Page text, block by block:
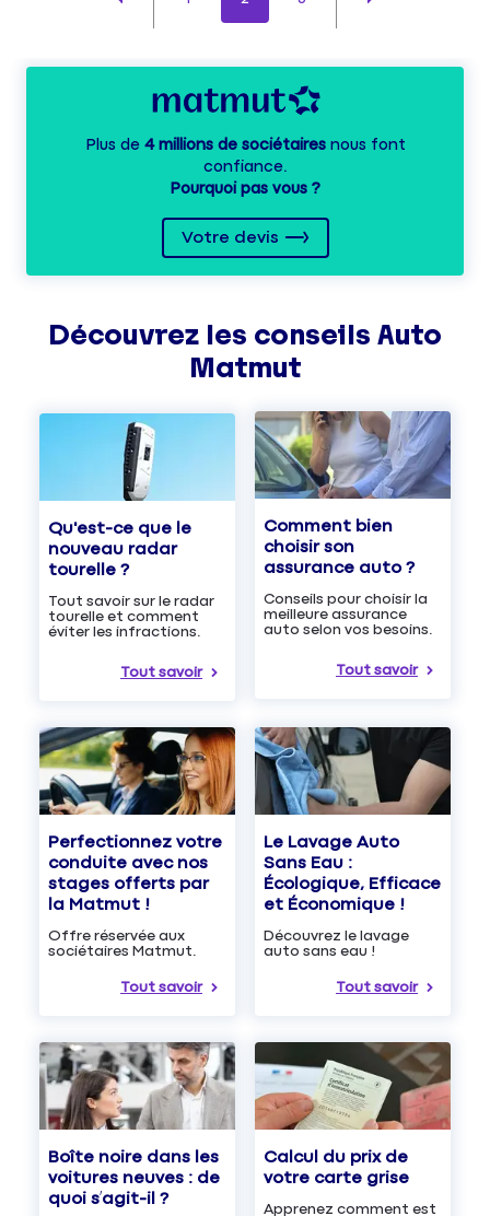
Plus de 4 millions de sociétairesnous font
confiance.
Pourquoi pas vous ?
Votre devis
Découvrez les conseils Auto
Matmut
Qu'est-ce que le
nouveau radar
tourelle ?
Tout savoir sur le radar
tourelle et comment
éviter les infractions.
Tout savoir
Comment bien
choisir son
assurance auto ?
Conseils pour choisir la
meilleure assurance
auto selon vos besoins.
Tout savoir
Perfectionnez votre
conduite avec nos
stages offerts par
la Matmut !
Offre réservée aux
sociétaires Matmut.
Tout savoir
Le Lavage Auto
Sans Eau :
Écologique, Efficace
et Économique !
Découvrez le lavage
auto sans eau !
Tout savoir
Boîte noire dans les
voitures neuves : de
quoi s’agit-il ?
Calcul du prix de
votre carte grise
Apprenez comment est